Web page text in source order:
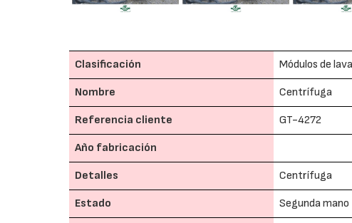
Clasificación Módulos de
Nombre Centrífuga
Referencia cliente GT-4272
Año fabricación
Detalles Centrífuga
Estado Segunda mano